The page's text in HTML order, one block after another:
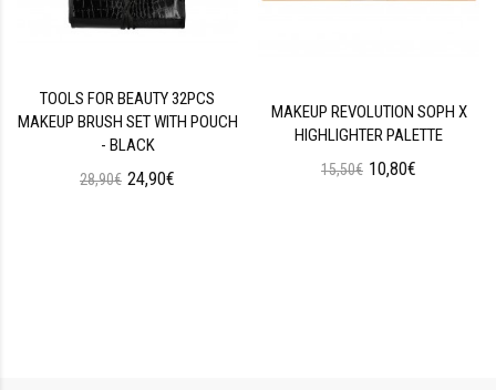
TOOLS FOR BEAUTY 32PCS
MAKEUP BRUSH SET WITH POUCH
- BLACK
28,90€ 24,90€
MAKEUP REVOLUTION SOPH X
HIGHLIGHTER PALETTE
15,50€ 10,80€